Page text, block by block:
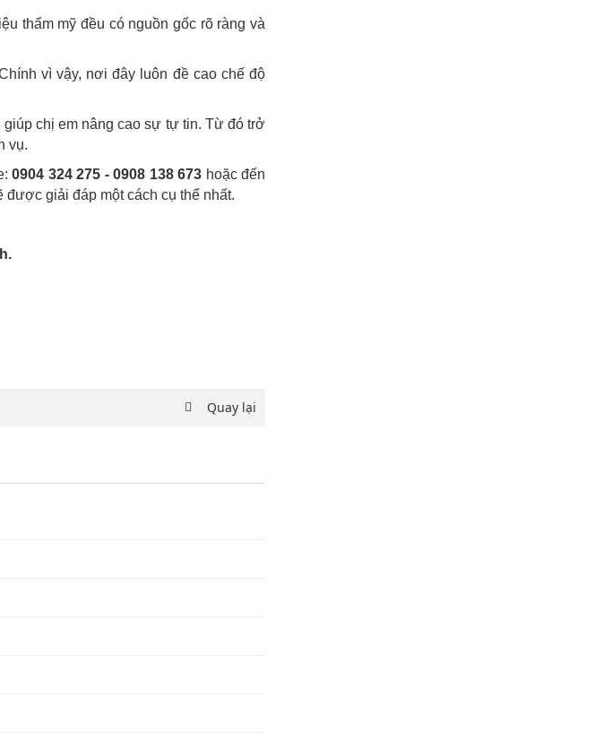
thẩm mỹ đều có nguồn gốc rõ ràng và
vì vậy, nơi đây luôn đề cao chế độ
chị em nâng cao sự tự tin. Từ đó trở
vụ.
0904 324 275 - 0908 138 673 hoặc đến
giải đáp một cách cụ thể nhất.
Quay lại